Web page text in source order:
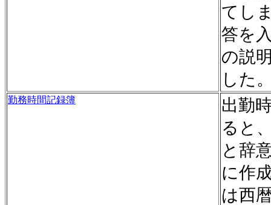
てし
答を
の説
した
勤務時間記録簿
出勤
ると
と辞
に作
は西